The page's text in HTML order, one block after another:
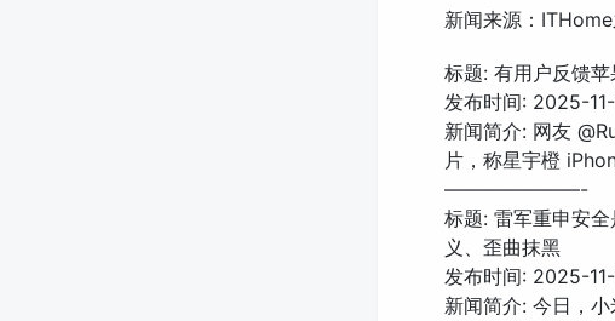
新闻来源：
标题: 有用户反馈
发布时间: 2025-
新闻简介: 网友
片，称星宇橙
———————-
标题: 雷军重申安全
义、歪曲抹黑
发布时间: 2025-
新闻简介: 今日，